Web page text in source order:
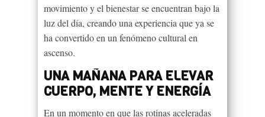
movimiento y el bienestar se encuentran bajo la
luz del día, creando una experiencia que ya se
ha convertido en un fenómeno cultural en
ascenso.
UNA MAÑANA PARA ELEVAR
CUERPO, MENTE Y ENERGÍA
En un momento en que las rotinas aceleradas